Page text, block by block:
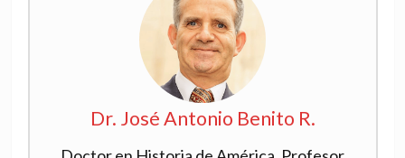
Dr. José Antonio Benito R.